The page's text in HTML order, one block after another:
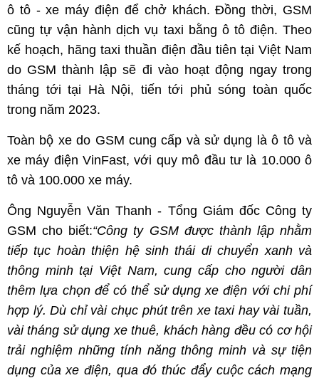
ô tô - xe máy điện để chở khách. Đồng thời, GSM
cũng tự vận hành dịch vụ taxi bằng ô tô điện. Theo
kế hoạch, hãng taxi thuần điện đầu tiên tại Việt Nam
do GSM thành lập sẽ đi vào hoạt động ngay trong
tháng tới tại Hà Nội, tiến tới phủ sóng toàn quốc
trong năm 2023.
Toàn bộ xe do GSM cung cấp và sử dụng là ô tô và
xe máy điện VinFast, với quy mô đầu tư là 10.000 ô
tô và 100.000 xe máy.
Ông Nguyễn Văn Thanh - Tổng Giám đốc Công ty
GSM cho biết:“Công ty GSM được thành lập nhằm
tiếp tục hoàn thiện hệ sinh thái di chuyển xanh và
thông minh tại Việt Nam, cung cấp cho người dân
thêm lựa chọn để có thể sử dụng xe điện với chi phí
hợp lý. Dù chỉ vài chục phút trên xe taxi hay vài tuần,
vài tháng sử dụng xe thuê, khách hàng đều có cơ hội
trải nghiệm những tính năng thông minh và sự tiện
dụng của xe điện, qua đó thúc đẩy cuộc cách mạng